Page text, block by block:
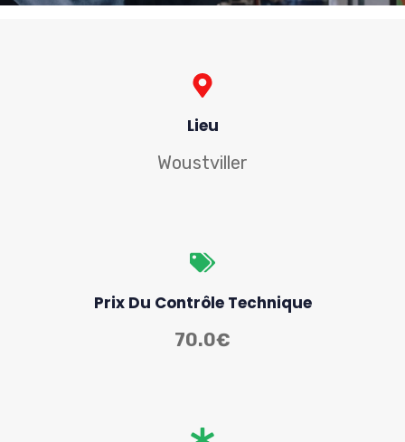
Lieu
Woustviller
Prix Du Contrôle Technique
70.0€